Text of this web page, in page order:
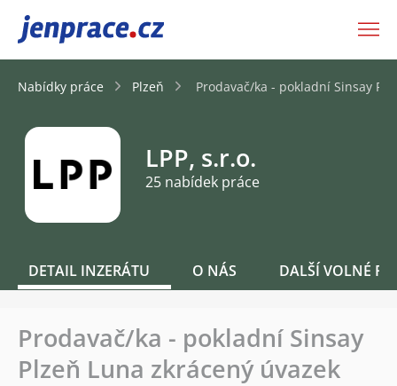
JenPráce.cz
Nabídky práce Plzeň Prodavač/ka - pokladní Sinsay
LPP, s.r.o.
25 nabídek práce
DETAIL INZERÁTU O NÁS DALŠÍ VOLNÉ
Prodavač/ka - pokladní Sinsay
Plzeň Luna zkrácený úvazek